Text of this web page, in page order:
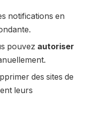
notifications en
pouvez autoriser
des sites de
leurs